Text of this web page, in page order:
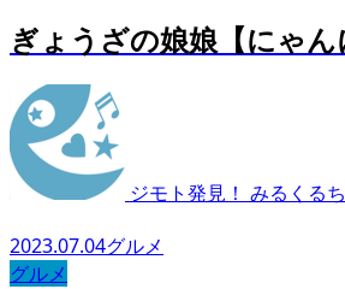
ぎょうざの娘娘【にゃ
ジモト発見！ みるくる
2023.07.04グルメ
グルメ